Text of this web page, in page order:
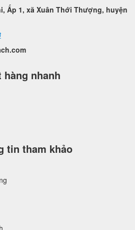
Ấp 1, xã Xuân Thới Thượng, huyện
hàng nhanh
tin tham khảo